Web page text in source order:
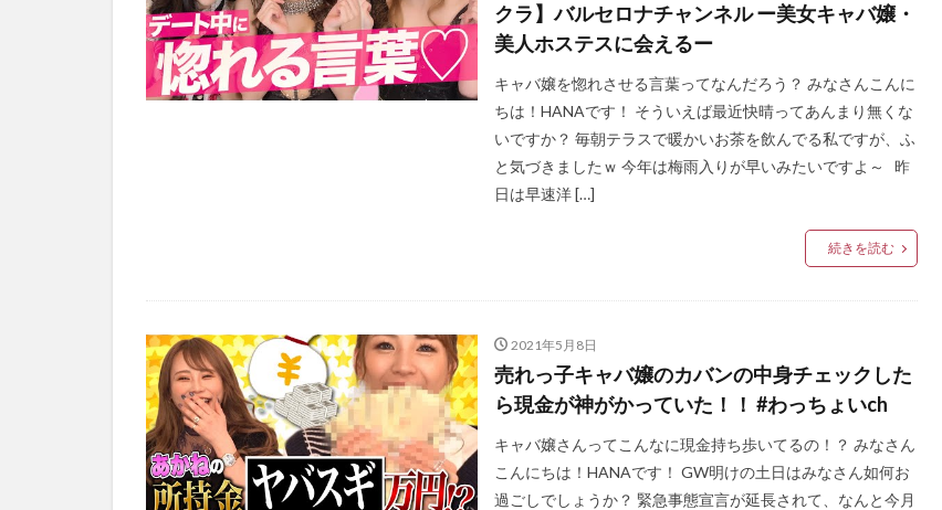
クラ】バルセロナチャンネル ー美女キャバ嬢・
美人ホステスに会えるー
キャバ嬢を惚れさせる言葉ってなんだろう？ みなさんこんに
ちは！HANAです！ そういえば最近快晴ってあんまり無くな
いですか？ 毎朝テラスで暖かいお茶を飲んでる私ですが、ふ
と気づきましたｗ 今年は梅雨入りが早いみたいですよ～ 昨
日は早速洋 […]
続きを読む
2021年5月8日
売れっ子キャバ嬢のカバンの中身チェックした
ら現金が神がかっていた！！ #わっちょいch
キャバ嬢さんってこんなに現金持ち歩いてるの！？ みなさん
こんにちは！HANAです！ GW明けの土日はみなさん如何お
過ごしでしょうか？ 緊急事態宣言が延長されて、なんと今月